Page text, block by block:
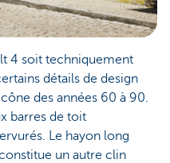
4 soit techniquement
détails de design
des années 60 à 90.
barres de toit
Le hayon long
un autre clin